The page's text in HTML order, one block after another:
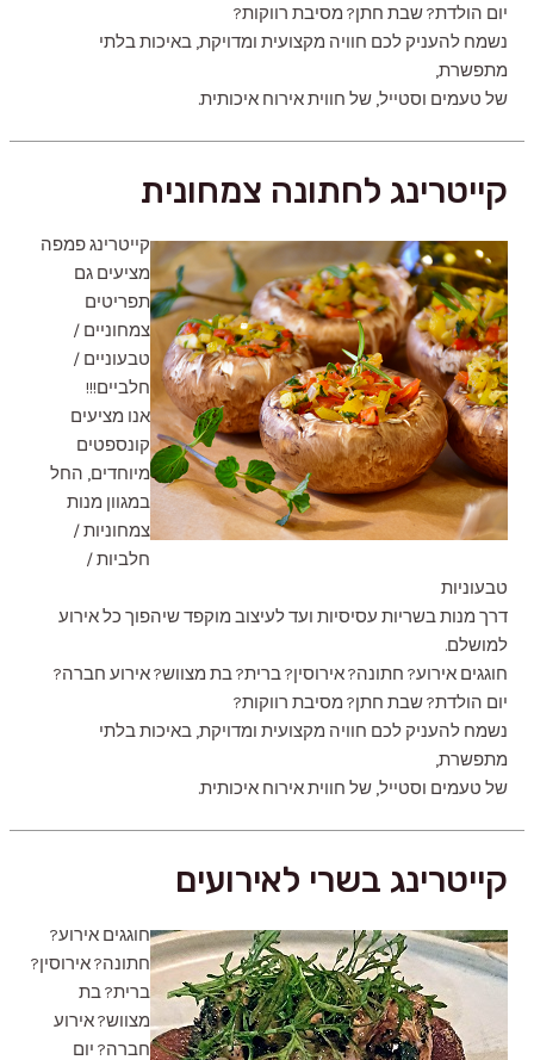
יום הולדת? שבת חתן? מסיבת רווקות?
נשמח להעניק לכם חוויה מקצועית ומדויקת, באיכות בלתי
מתפשרת,
של טעמים וסטייל, של חווית אירוח איכותית.
קייטרינג לחתונה צמחונית
קייטרינג פמפה
מציעים גם
תפריטים
צמחוניים /
טבעוניים /
חלביים!!!
אנו מציעים
קונספטים
מיוחדים, החל
במגוון מנות
צמחוניות /
חלביות /
טבעוניות
דרך מנות בשריות עסיסיות ועד לעיצוב מוקפד שיהפוך כל אירוע
למושלם.
חוגגים אירוע? חתונה? אירוסין? ברית? בת מצווש? אירוע חברה?
יום הולדת? שבת חתן? מסיבת רווקות?
נשמח להעניק לכם חוויה מקצועית ומדויקת, באיכות בלתי
מתפשרת,
של טעמים וסטייל, של חווית אירוח איכותית.
קייטרינג בשרי לאירועים
חוגגים אירוע?
חתונה? אירוסין?
ברית? בת
מצווש? אירוע
חברה? יום